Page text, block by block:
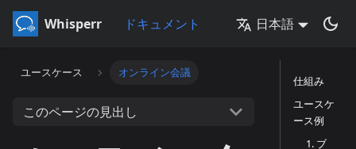
Whisperr ドキュメント 日本語
ユースケース オンライン会議
このページの見出し
仕組み
ユースケ
ース例
1. ブ